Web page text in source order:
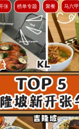
张 榜单专题 聚餐 马六甲